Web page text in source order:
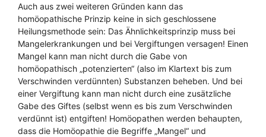
Auch aus zwei weiteren Gründen kann das
homöopathische Prinzip keine in sich geschlossene
Heilungsmethode sein: Das Ähnlichkeitsprinzip muss bei
Mangelerkrankungen und bei Vergiftungen versagen! Einen
Mangel kann man nicht durch die Gabe von
homöopathisch „potenzierten“ (also im Klartext bis zum
Verschwinden verdünnten) Substanzen beheben. Und bei
einer Vergiftung kann man nicht durch eine zusätzliche
Gabe des Giftes (selbst wenn es bis zum Verschwinden
verdünnt ist) entgiften! Homöopathen werden behaupten,
dass die Homöopathie die Begriffe „Mangel“ und